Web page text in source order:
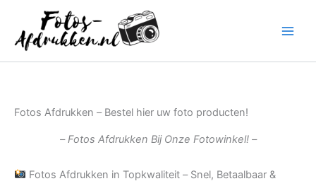
inhoud
Fotos Afdrukken – Bestel hier uw foto producten!
– Fotos Afdrukken Bij Onze Fotowinkel! –
Fotos Afdrukken in Topkwaliteit – Snel, Betaalbaar &